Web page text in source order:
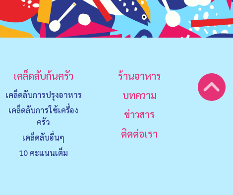
เคล็ดลับก้นครัว
เคล็ดลับการปรุงอาหาร
เคล็ดลับการใช้เครื่อง
ครัว
เคล็ดลับอื่นๆ
10 คะแนนเต็ม
ร้านอาหาร
บทความ
ข่าวสาร
ติดต่อเรา